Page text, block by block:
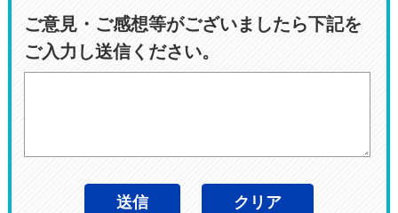
ご意見・ご感想等がございましたら下記を
ご入力し送信ください。